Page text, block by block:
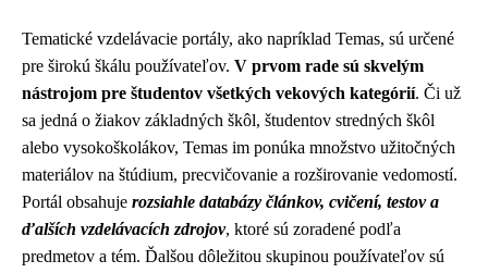
Tematické vzdelávacie portály, ako napríklad Temas, sú určené
pre širokú škálu používateľov. V prvom rade sú skvelým
nástrojom pre študentov všetkých vekových kategórií. Či už
sa jedná o žiakov základných škôl, študentov stredných škôl
alebo vysokoškolákov, Temas im ponúka množstvo užitočných
materiálov na štúdium, precvičovanie a rozširovanie vedomostí.
Portál obsahuje rozsiahle databázy článkov, cvičení, testov a
ďalších vzdelávacích zdrojov, ktoré sú zoradené podľa
predmetov a tém. Ďalšou dôležitou skupinou používateľov sú